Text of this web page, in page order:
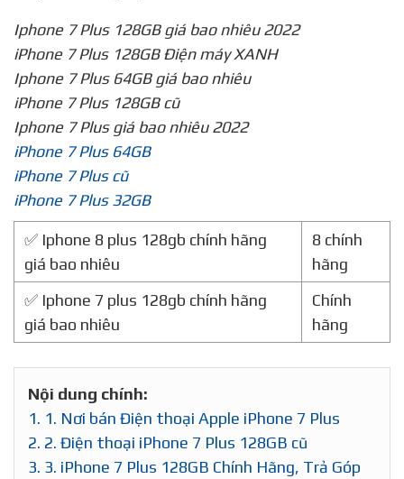
Iphone 7 Plus 128GB giá bao nhiêu 2022
iPhone 7 Plus 128GB Điện máy XANH
Iphone 7 Plus 64GB giá bao nhiêu
iPhone 7 Plus 128GB cũ
Iphone 7 Plus giá bao nhiêu 2022
iPhone 7 Plus 64GB
iPhone 7 Plus cũ
iPhone 7 Plus 32GB
✅ Iphone 8 plus 128gb chính hãng
giá bao nhiêu
8 chính
hãng
✅ Iphone 7 plus 128gb chính hãng
giá bao nhiêu
Chính
hãng
Nội dung chính:
1. 1. Nơi bán Điện thoại Apple iPhone 7 Plus
2. 2. Điện thoại iPhone 7 Plus 128GB cũ
3. 3. iPhone 7 Plus 128GB Chính Hãng, Trả Góp